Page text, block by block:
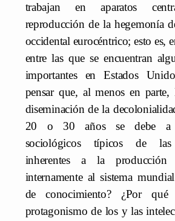
trabajan en aparatos
reproducción de la hegemonía
occidental eurocéntrico; esto es,
entre las que se encuentran
importantes en Estados
pensar que, al menos en parte,
diseminación de la
20 o 30 años se debe a
sociológicos típicos de las
inherentes a la
internamente al sistema
de conocimiento? ¿Por
protagonismo de los y las